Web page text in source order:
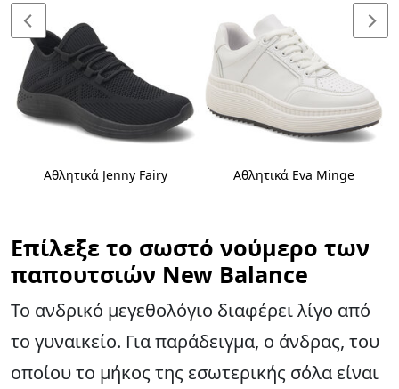
Αθλητικά Jenny Fairy Αθλητικά Eva Minge
Επίλεξε το σωστό νούμερο των
παπουτσιών New Balance
Το ανδρικό μεγεθολόγιο διαφέρει λίγο από
το γυναικείο. Για παράδειγμα, ο άνδρας, του
οποίου το μήκος της εσωτερικής σόλα είναι